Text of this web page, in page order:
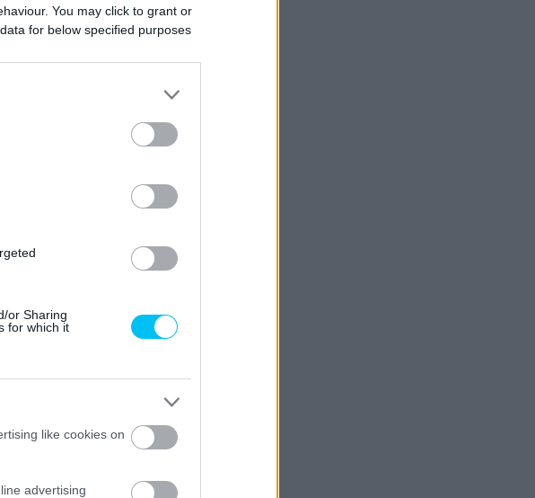
You may click to grant or
for below specified purposes
or Sharing
for which it
like cookies on
advertising
KTM adatai
lesz. Így a